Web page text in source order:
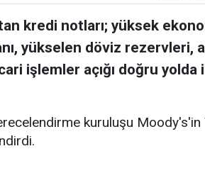
kredi notları; yüksek
yükselen döviz rezervleri,
işlemler açığı doğru
kuruluşu Moody's'in